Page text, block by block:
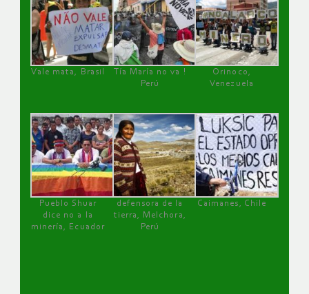
Vale mata, Brasil
Tía María no va !
Perú
Orinoco,
Venezuela
Pueblo Shuar
dice no a la
minería, Ecuador
defensora de la
tierra, Melchora,
Perú
Caimanes, Chile